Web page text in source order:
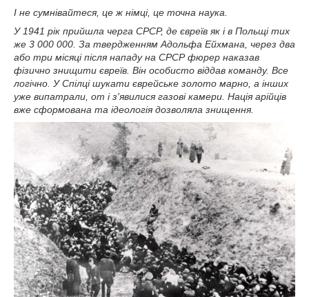
І не сумнівайтеся, це ж німці, це точна наука.
У 1941 рік прийшла черга СРСР, де євреїв як і в Польщі тих
же 3 000 000. За твердженням Адольфа Ейхмана, через два
або три місяці після нападу на СРСР фюрер наказав
фізично знищити євреїв. Він особисто віддав команду. Все
логічно. У Спілці шукати єврейське золото марно, а інших
уже випатрали, от і з'явилися газові камери. Нація арійців
вже сформована та ідеологія дозволяла знищення.